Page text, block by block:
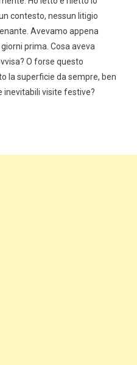
contesto, nessun litigio
Avevamo appena
prima. Cosa aveva
O forse questo
la superficie da sempre, ben
inevitabili visite festive?